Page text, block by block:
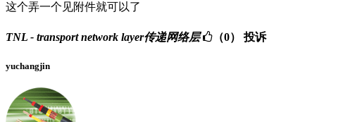
这个弄一个见附件就可以了
TNL - transport network layer传递网络层 （0） 投诉
yuchangjin